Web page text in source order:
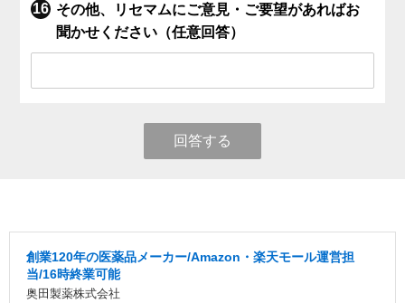
その他、リセマムにご意見・ご要望があればお
聞かせください（任意回答）
回答する
創業120年の医薬品メーカー/Amazon・楽天モール運営担
当/16時終業可能
奥田製薬株式会社